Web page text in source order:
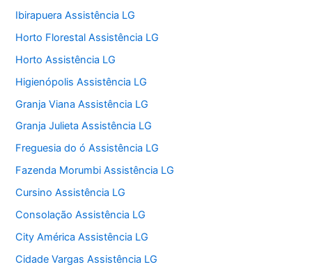
Ibirapuera Assistência LG
Horto Florestal Assistência LG
Horto Assistência LG
Higienópolis Assistência LG
Granja Viana Assistência LG
Granja Julieta Assistência LG
Freguesia do ó Assistência LG
Fazenda Morumbi Assistência LG
Cursino Assistência LG
Consolação Assistência LG
City América Assistência LG
Cidade Vargas Assistência LG